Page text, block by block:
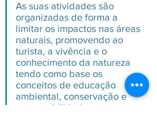
As suas atividades são
organizadas de forma a
limitar os impactos nas áreas
naturais, promovendo ao
turista, a vivência e o
conhecimento da natureza
tendo como base os
conceitos de educação
ambiental, conservação e
sustentabilidade.